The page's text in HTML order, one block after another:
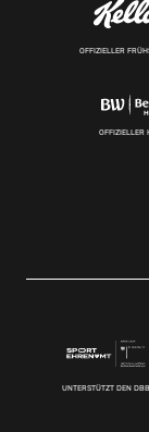
OFFIZIELLER
OFFIZIELLER
UNTERSTÜTZT DEN DBB